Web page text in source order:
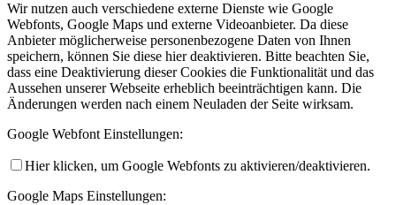
Wir nutzen auch verschiedene externe Dienste wie Google
Webfonts, Google Maps und externe Videoanbieter. Da diese
Anbieter möglicherweise personenbezogene Daten von Ihnen
speichern, können Sie diese hier deaktivieren. Bitte beachten Sie,
dass eine Deaktivierung dieser Cookies die Funktionalität und das
Aussehen unserer Webseite erheblich beeinträchtigen kann. Die
Änderungen werden nach einem Neuladen der Seite wirksam.
Google Webfont Einstellungen:
Hier klicken, um Google Webfonts zu aktivieren/deaktivieren.
Google Maps Einstellungen: